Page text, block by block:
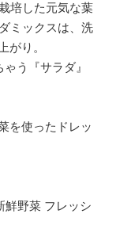
培した元気な葉
ミックスは、洗
がり。
う『サラダ』
を使ったドレッ
鮮野菜 フレッシ